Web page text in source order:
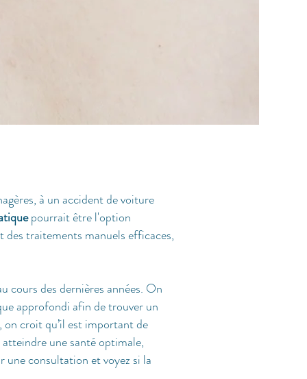
à un accident de voiture
pourrait être l'option
des traitements manuels efficaces,
cours des dernières années. On
approfondi afin de trouver un
, on croit qu’il est important de
une santé optimale,
consultation et voyez si la